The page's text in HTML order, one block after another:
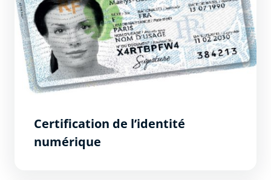
Certification de l’identité
numérique